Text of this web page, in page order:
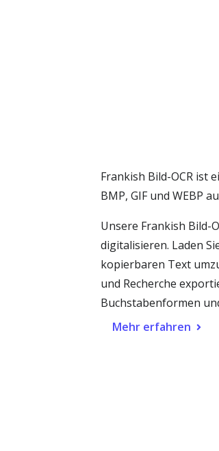
Frankish Bild-OCR ist
BMP, GIF und WEBP
Unsere Frankish Bild-
digitalisieren. Laden
kopierbaren Text
und Recherche
Buchstabenformen
Mehr erfahren